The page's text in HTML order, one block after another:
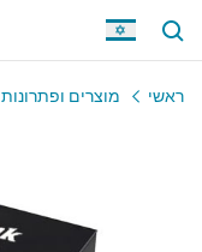
ראשי מוצרים ופתרונות